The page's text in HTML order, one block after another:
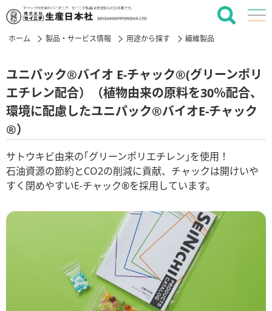
ホーム 製品・サービス情報 用途から探す 繊維製品
ユニパック®バイオ E-チャック®(グリーンポリ
エチレン配合）（植物由来の原料を30％配合、
環境に配慮したユニパック®バイオE-チャック
®）
サトウキビ由来の｢グリーンポリエチレン｣を使用！
石油資源の節約とCO2の削減に貢献、チャックは開けいや
すく閉めやすいE-チャック®を採用しています。